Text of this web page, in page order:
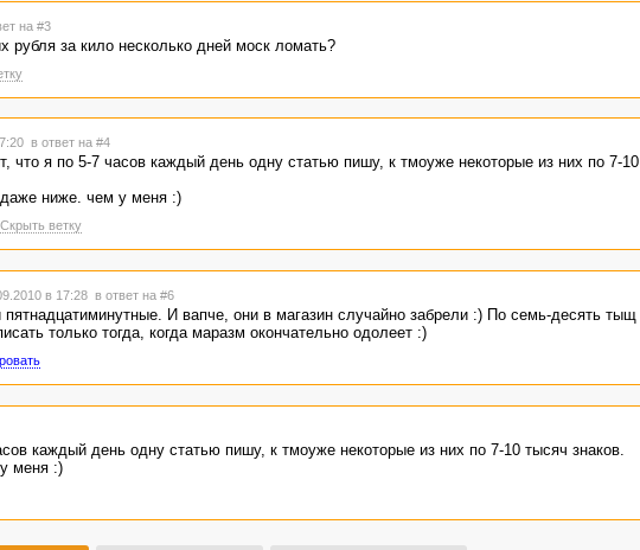
сказать пробную, поскольку писал её первой около полугода назад.
на #3
рубля за кило несколько дней моск ломать?
в ответ на #4
что я по 5-7 часов каждый день одну статью пишу, к тмоуже некоторые из них по 7-10
ниже. чем у меня :)
Скрыть ветку
в 17:28 в ответ на #6
И вапче, они в магазин случайно забрели :) По семь-десять тыщ
только тогда, когда маразм окончательно одолеет :)
каждый день одну статью пишу, к тмоуже некоторые из них по 7-10 тысяч знаков.
меня :)